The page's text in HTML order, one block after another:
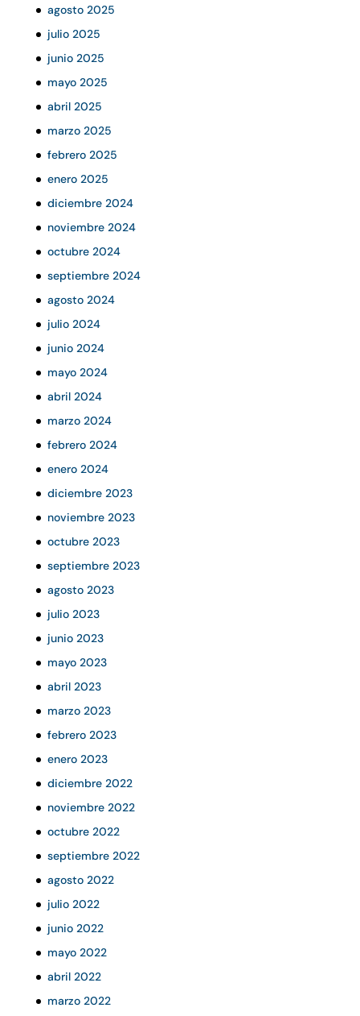
agosto 2025
julio 2025
junio 2025
mayo 2025
abril 2025
marzo 2025
febrero 2025
enero 2025
diciembre 2024
noviembre 2024
octubre 2024
septiembre 2024
agosto 2024
julio 2024
junio 2024
mayo 2024
abril 2024
marzo 2024
febrero 2024
enero 2024
diciembre 2023
noviembre 2023
octubre 2023
septiembre 2023
agosto 2023
julio 2023
junio 2023
mayo 2023
abril 2023
marzo 2023
febrero 2023
enero 2023
diciembre 2022
noviembre 2022
octubre 2022
septiembre 2022
agosto 2022
julio 2022
junio 2022
mayo 2022
abril 2022
marzo 2022